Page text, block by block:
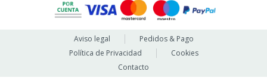
Aviso legal
Pedidos & Pago
Política de Privacidad
Cookies
Contacto